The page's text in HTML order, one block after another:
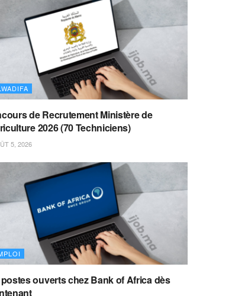
de Recrutement Ministère de
2026 (70 Techniciens)
5, 2026
postes ouverts chez Bank of Africa dès